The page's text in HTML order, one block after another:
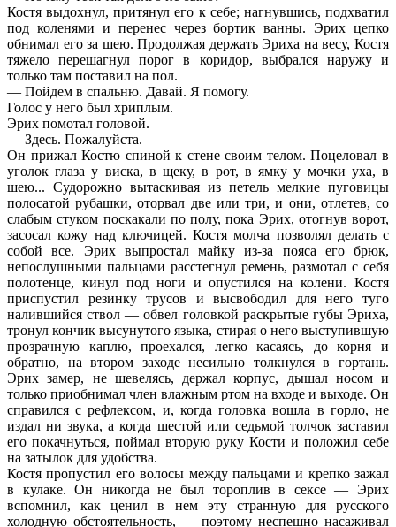
Костя выдохнул, притянул его к себе; нагнувшись, подхватил
под коленями и перенес через бортик ванны. Эрих цепко
обнимал его за шею. Продолжая держать Эриха на весу, Костя
тяжело перешагнул порог в коридор, выбрался наружу и
только там поставил на пол.
— Пойдем в спальню. Давай. Я помогу.
Голос у него был хриплым.
Эрих помотал головой.
— Здесь. Пожалуйста.
Он прижал Костю спиной к стене своим телом. Поцеловал в
уголок глаза у виска, в щеку, в рот, в ямку у мочки уха, в
шею... Судорожно вытаскивая из петель мелкие пуговицы
полосатой рубашки, оторвал две или три, и они, отлетев, со
слабым стуком поскакали по полу, пока Эрих, отогнув ворот,
засосал кожу над ключицей. Костя молча позволял делать с
собой все. Эрих выпростал майку из-за пояса его брюк,
непослушными пальцами расстегнул ремень, размотал с себя
полотенце, кинул под ноги и опустился на колени. Костя
приспустил резинку трусов и высвободил для него туго
налившийся ствол — обвел головкой раскрытые губы Эриха,
тронул кончик высунутого языка, стирая о него выступившую
прозрачную каплю, проехался, легко касаясь, до корня и
обратно, на втором заходе несильно толкнулся в гортань.
Эрих замер, не шевелясь, держал корпус, дышал носом и
только приобнимал член влажным ртом на входе и выходе. Он
справился с рефлексом, и, когда головка вошла в горло, не
издал ни звука, а когда шестой или седьмой толчок заставил
его покачнуться, поймал вторую руку Кости и положил себе
на затылок для удобства.
Костя пропустил его волосы между пальцами и крепко зажал
в кулаке. Он никогда не был тороплив в сексе — Эрих
вспомнил, как ценил в нем эту странную для русского
холодную обстоятельность, — поэтому неспешно насаживал